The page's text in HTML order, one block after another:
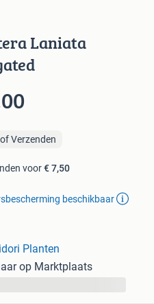
Laniata
Verzenden
voor€ 7,50
beschikbaar
Planten
op Marktplaats